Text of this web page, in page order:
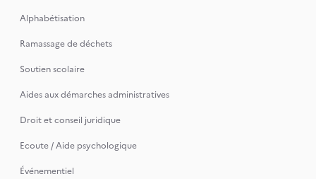
Alphabétisation
Ramassage de déchets
Soutien scolaire
Aides aux démarches administratives
Droit et conseil juridique
Ecoute / Aide psychologique
Événementiel